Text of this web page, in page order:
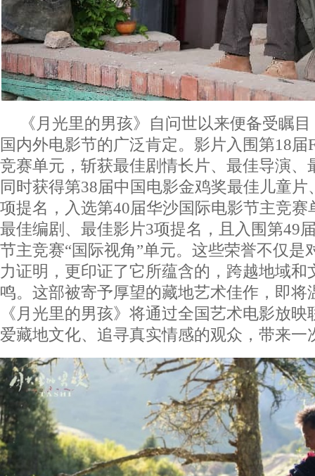
《月光里的男孩》自问世以来便备受瞩
国内外电影节的广泛肯定。影片入围第18届
竞赛单元，斩获最佳剧情长片、最佳导演、
同时获得第38届中国电影金鸡奖最佳儿童
项提名，入选第40届华沙国际电影节主竞赛
最佳编剧、最佳影片3项提名，且入围第49
节主竞赛“国际视角”单元。这些荣誉不仅是
力证明，更印证了它所蕴含的，跨越地域和
鸣。这部被寄予厚望的藏地艺术佳作，即将
《月光里的男孩》将通过全国艺术电影放
爱藏地文化、追寻真实情感的观众，带来一